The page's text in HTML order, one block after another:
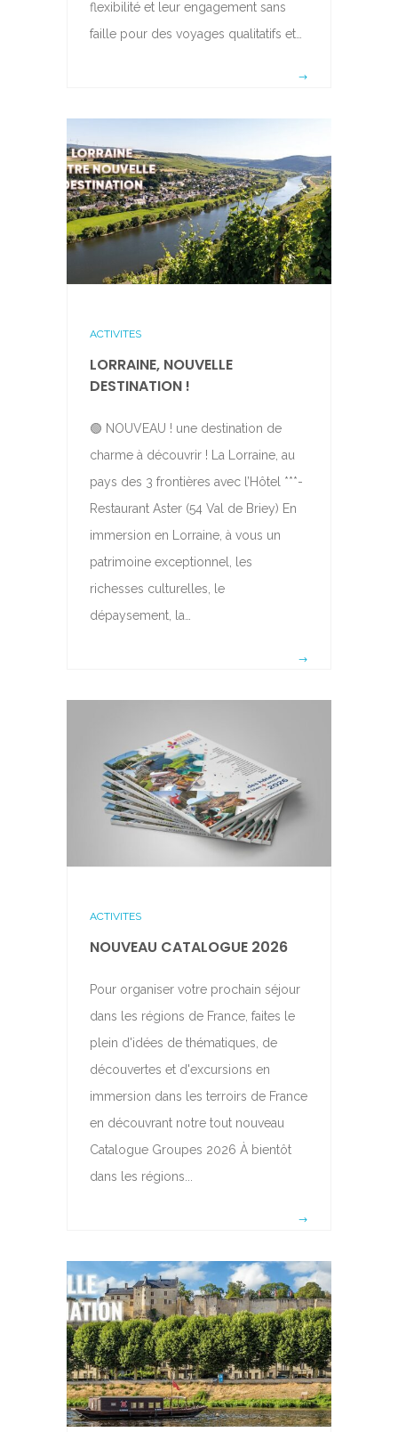
flexibilité et leur engagement sans
faille pour des voyages qualitatifs et…
ACTIVITES
LORRAINE, NOUVELLE
DESTINATION !
🟢 NOUVEAU ! une destination de
charme à découvrir ! La Lorraine, au
pays des 3 frontières avec l’Hôtel ***-
Restaurant Aster (54 Val de Briey) En
immersion en Lorraine, à vous un
patrimoine exceptionnel, les
richesses culturelles, le
dépaysement, la…
ACTIVITES
NOUVEAU CATALOGUE 2026
Pour organiser votre prochain séjour
dans les régions de France, faites le
plein d'idées de thématiques, de
découvertes et d'excursions en
immersion dans les terroirs de France
en découvrant notre tout nouveau
Catalogue Groupes 2026 À bientôt
dans les régions...